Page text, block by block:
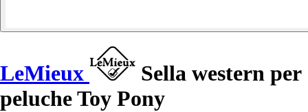
LeMieux
Sella western per
peluche Toy Pony